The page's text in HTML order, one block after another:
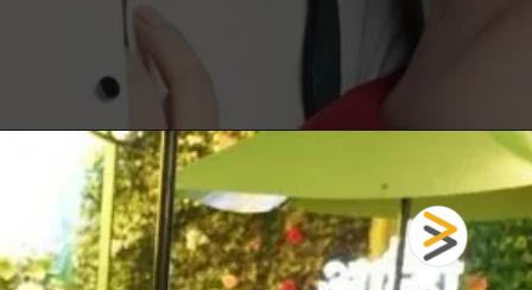
खुल रहा है https://fastfwdz.com/web-stories/upcoming-bollywood-movies-of-actor-kartik-aaryan/